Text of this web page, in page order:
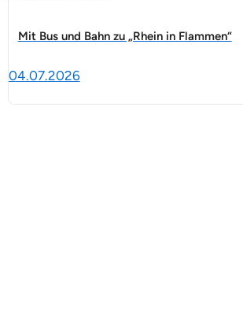
Mit Bus und Bahn zu „Rhein in Flammen“
04.07.2026